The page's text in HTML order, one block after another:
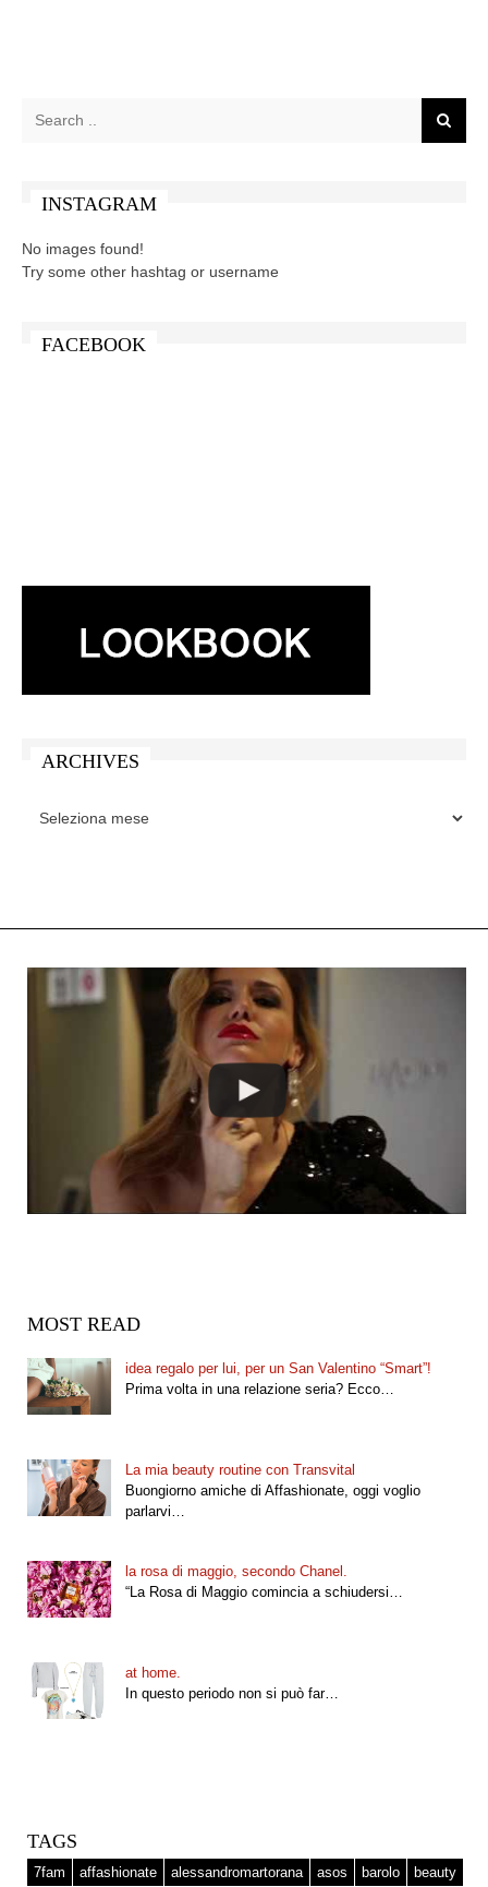
INSTAGRAM
No images found!
Try some other hashtag or username
FACEBOOK
ARCHIVES
MOST READ
idea regalo per lui, per un San Valentino “Smart”!
Prima volta in una relazione seria? Ecco…
La mia beauty routine con Transvital
Buongiorno amiche di Affashionate, oggi voglio
parlarvi…
la rosa di maggio, secondo Chanel.
“La Rosa di Maggio comincia a schiudersi…
at home.
In questo periodo non si può far…
TAGS
7fam affashionate alessandromartorana asos barolo beauty